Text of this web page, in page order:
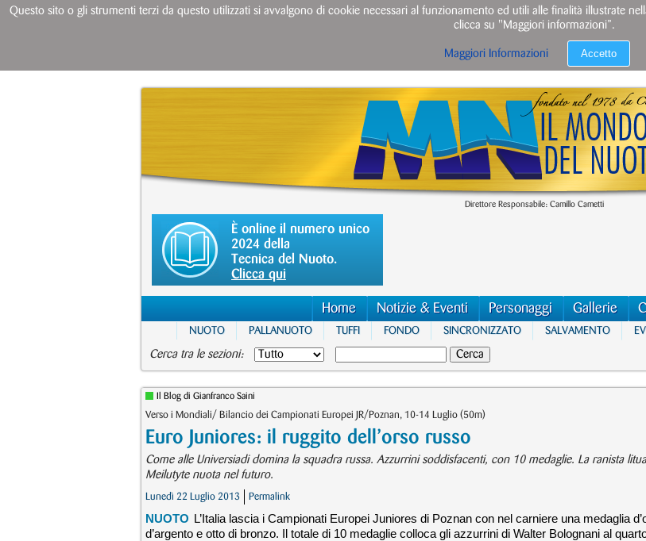
Direttore Responsabile: Camillo Cametti
È online il numero unico
2024 della
Tecnica del Nuoto.
Clicca qui
Home Notizie & Eventi Personaggi Gallerie
NUOTO PALLANUOTO TUFFI FONDO SINCRONIZZATO SALVAMENTO
Cerca tra le sezioni:
Il Blog di Gianfranco Saini
Verso i Mondiali/ Bilancio dei Campionati Europei JR/Poznan, 10-14 Luglio (50m)
Euro Juniores: il ruggito dell’orso russo
Come alle Universiadi domina la squadra russa. Azzurrini soddisfacenti, con 10 medaglie. La ranista
Meilutyte nuota nel futuro.
Lunedì 22 Luglio 2013 Permalink
NUOTO L’Italia lascia i Campionati Europei Juniores di Poznan con nel carniere una medaglia
d’argento e otto di bronzo. Il totale di 10 medaglie colloca gli azzurrini di Walter Bolognani al
Questo sito o gli strumenti terzi da questo utilizzati si avvalgono di cookie necessari al funzionamento ed utili alle finalità illustrate
clicca su "Maggiori informazioni”.
Maggiori Informazioni Accetto